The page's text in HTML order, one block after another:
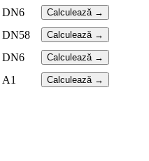
DN6 Calculează →
DN58 Calculează →
DN6 Calculează →
A1 Calculează →